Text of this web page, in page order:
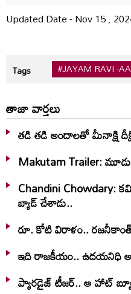
Updated Date - Nov 15 ,
Tags #JAYAM RAVI -
తాజా వార్తలు
తడి తడి అందాలతో మీనాక్షి
Makutam Trailer:
Chandini Chowdary:
బ్యాడ్ చేశాడు..
రూ. కోటి విరాళం..
ఇది రాజకీయం.. ఉదయనిధి
ప్యారడైజ్ టీజర్.. ఆ హాట్